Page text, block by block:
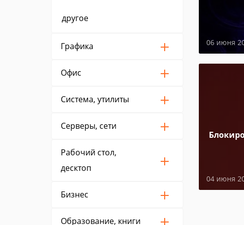
другое
Графика
Офис
Система, утилиты
Серверы, сети
Рабочий стол,
десктоп
Бизнес
Образование, книги
06 июня
04 июня